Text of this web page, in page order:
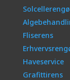
Fliserens
Haveservice
Grafittirens